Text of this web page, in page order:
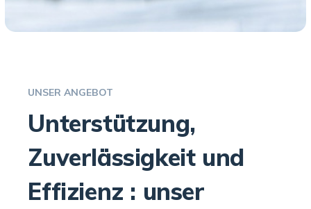
UNSER ANGEBOT
Unterstützung,
Zuverlässigkeit und
Effizienz : unser